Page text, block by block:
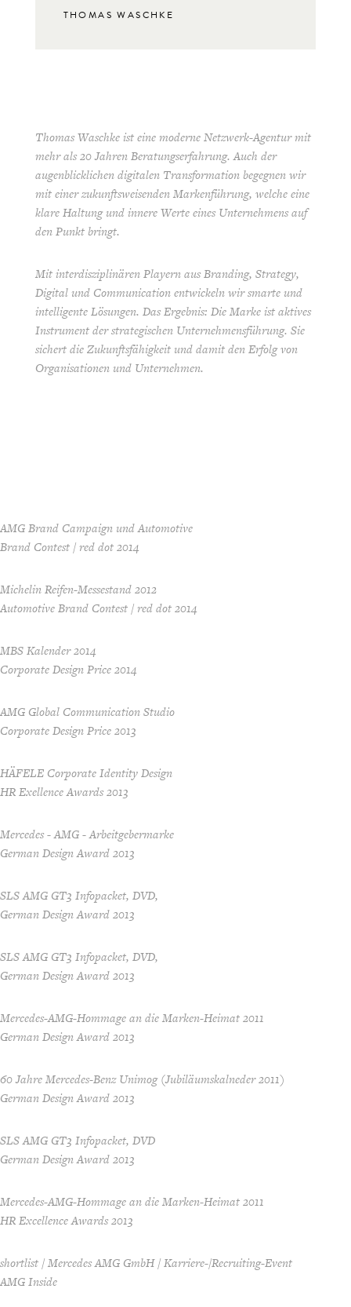
THOMAS WASCHKE
Thomas Waschke ist eine moderne Netzwerk-Agentur mit
mehr als 20 Jahren Beratungserfahrung. Auch der
augenblicklichen digitalen Transformation begegnen wir
mit einer zukunftsweisenden Markenführung, welche eine
klare Haltung und innere Werte eines Unternehmens auf
den Punkt bringt.
Mit interdisziplinären Playern aus Branding, Strategy,
Digital und Communication entwickeln wir smarte und
intelligente Lösungen. Das Ergebnis: Die Marke ist aktives
Instrument der strategischen Unternehmensführung. Sie
sichert die Zukunftsfähigkeit und damit den Erfolg von
Organisationen und Unternehmen.
AMG Brand Campaign und Automotive
Brand Contest / red dot 2014
Michelin Reifen-Messestand 2012
Automotive Brand Contest / red dot 2014
MBS Kalender 2014
Corporate Design Price 2014
AMG Global Communication Studio
Corporate Design Price 2013
HÄFELE Corporate Identity Design
HR Exellence Awards 2013
Mercedes - AMG - Arbeitgebermarke
German Design Award 2013
SLS AMG GT3 Infopacket, DVD,
German Design Award 2013
SLS AMG GT3 Infopacket, DVD,
German Design Award 2013
Mercedes-AMG-Hommage an die Marken-Heimat 2011
German Design Award 2013
60 Jahre Mercedes-Benz Unimog (Jubiläumskalneder 2011)
German Design Award 2013
SLS AMG GT3 Infopacket, DVD
German Design Award 2013
Mercedes-AMG-Hommage an die Marken-Heimat 2011
HR Excellence Awards 2013
shortlist / Mercedes AMG GmbH / Karriere-/Recruiting-Event
AMG Inside